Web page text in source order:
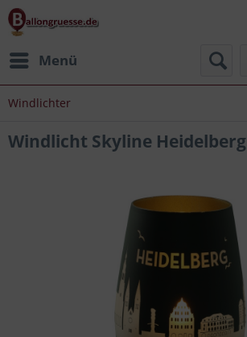
Menü
Windlichter
Windlicht Skyline Heidelberg